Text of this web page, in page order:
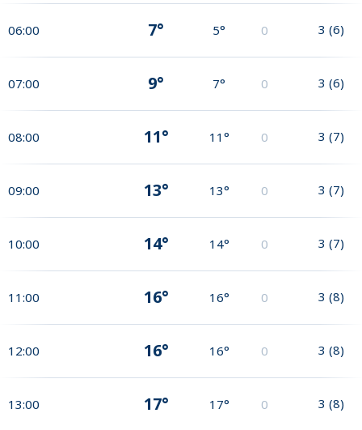
06:00 7° 5° 0 3 (6)
07:00 9° 7° 0 3 (6)
08:00 11° 11° 0 3 (7)
09:00 13° 13° 0 3 (7)
10:00 14° 14° 0 3 (7)
11:00 16° 16° 0 3 (8)
12:00 16° 16° 0 3 (8)
13:00 17° 17° 0 3 (8)